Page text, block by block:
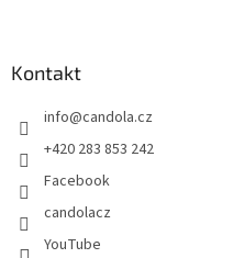
Kontakt
info@candola.cz
+420 283 853 242
Facebook
candolacz
YouTube